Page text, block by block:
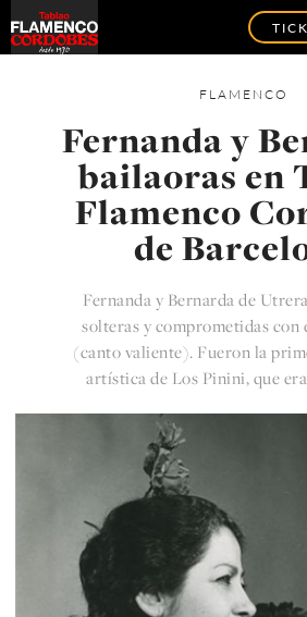
FLAMENCO
Fernanda y
bailaoras en
Flamenco
de
Fernanda y Bernarda de
solteras y comprometidas con
(canto valiente). Fueron la
artística de Los Pinini, que